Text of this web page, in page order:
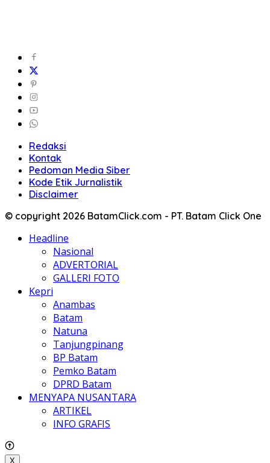
Redaksi
Kontak
Pedoman Media Siber
Kode Etik Jurnalistik
Disclaimer
© copyright 2026 BatamClick.com - PT. Batam Click One
Headline
Nasional
ADVERTORIAL
GALLERI FOTO
Kepri
Anambas
Batam
Natuna
Tanjungpinang
BP Batam
Pemko Batam
DPRD Batam
MENYAPA NUSANTARA
ARTIKEL
INFO GRAFIS
X